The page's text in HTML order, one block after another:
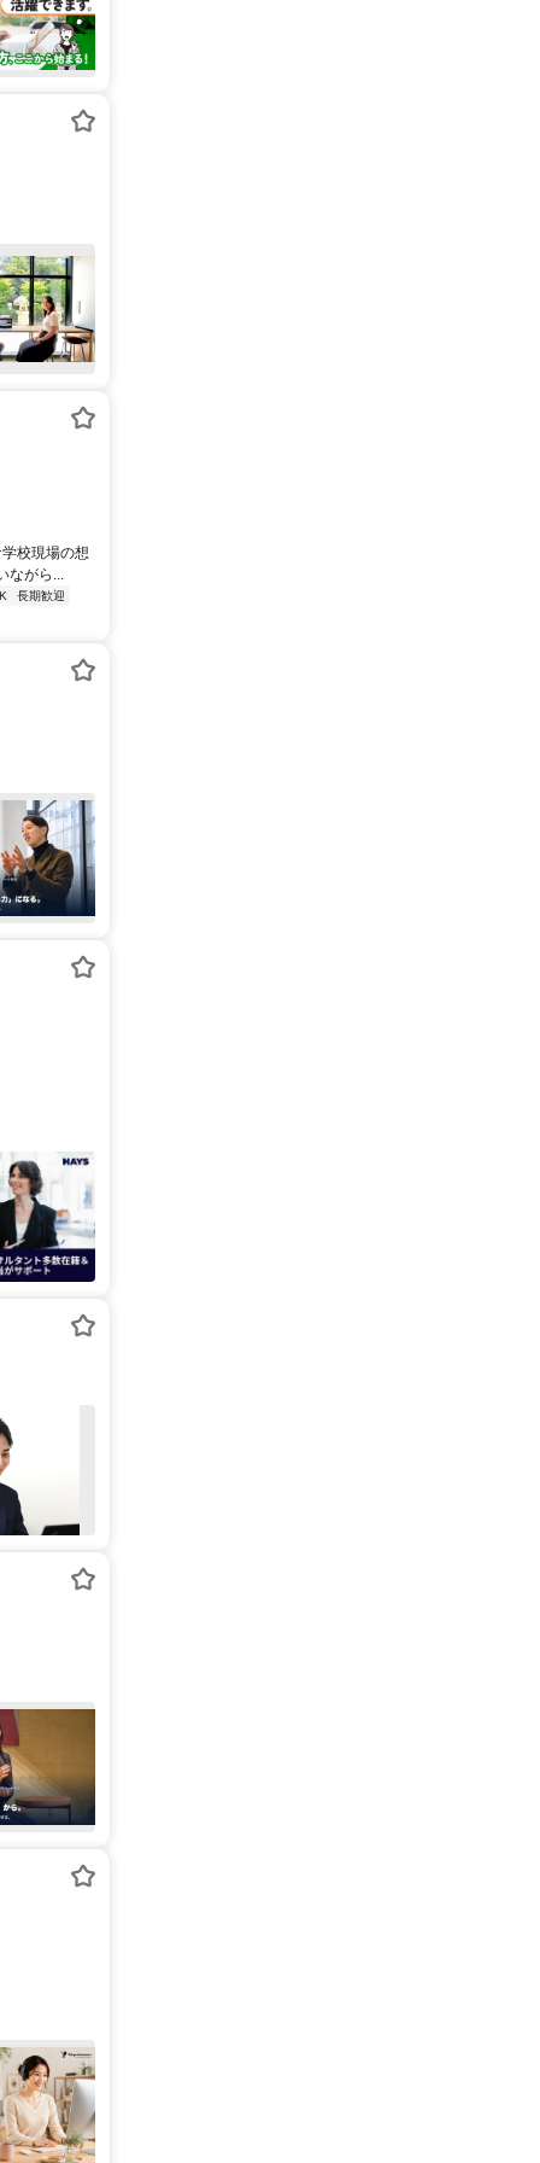
校現場の想
ながら...
長期歓迎